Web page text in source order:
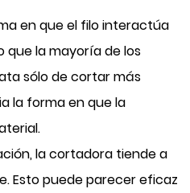
en que el filo interactúa
que la mayoría de los
sólo de cortar más
la forma en que la
la cortadora tiende a
Esto puede parecer eficaz